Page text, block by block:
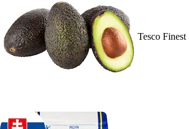
Tesco Finest